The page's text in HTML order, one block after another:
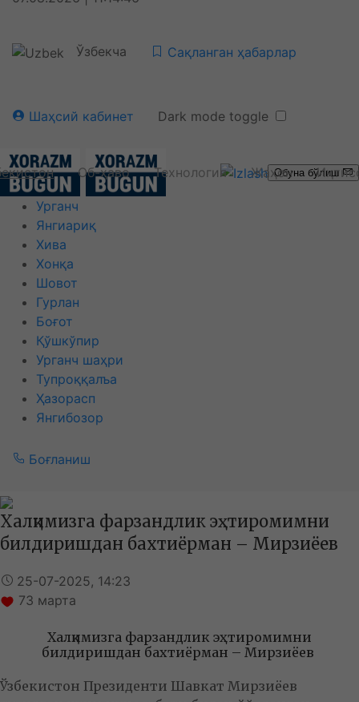
Ўзбекча Сақланган ҳабарлар
Шаҳсий кабинет Dark mode toggle
Об-ҳаво Технология ЖаҳонОбуна бўлиш
Урганч
Янгиариқ
Хива
Хонқа
Шовот
Гурлан
Боғот
Қўшкўпир
Урганч шаҳри
Тупроққалъа
Ҳазорасп
Янгибозор
Боғланиш
Халқимизга фарзандлик эҳтиромимни
билдиришдан бахтиёрман – Мирзиёев
25-07-2025, 14:23
73 марта
Халқимизга фарзандлик эҳтиромимни
билдиришдан бахтиёрман – Мирзиёев
Ўзбекистон Президенти Шавкат Мирзиёев